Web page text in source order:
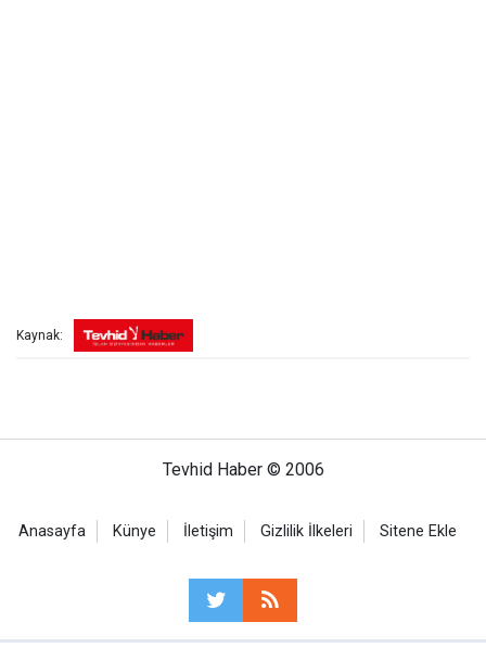
Kaynak:
Tevhid Haber © 2006
Anasayfa Künye İletişim Gizlilik İlkeleri Sitene Ekle